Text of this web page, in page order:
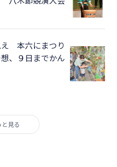
え 本六にまつり
、９日までかん
と見る